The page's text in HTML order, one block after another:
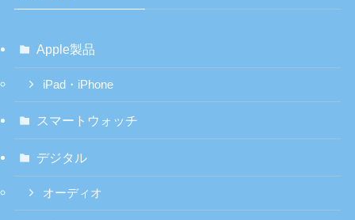
Apple製品
iPad・iPhone
スマートウォッチ
デジタル
オーディオ